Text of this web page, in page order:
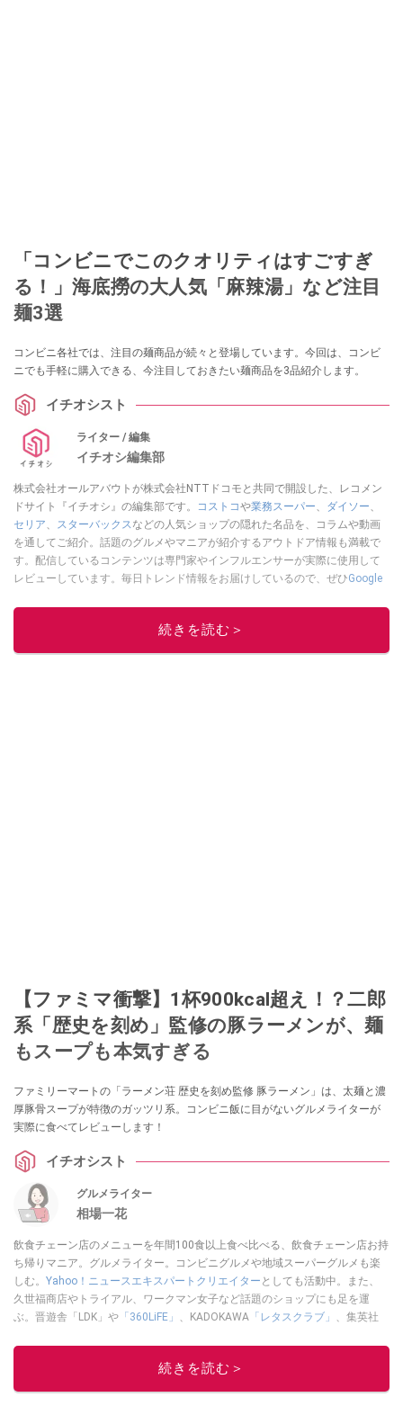
「コンビニでこのクオリティはすごすぎ
る！」海底撈の大人気「麻辣湯」など注目
麺3選
コンビニ各社では、注目の麺商品が続々と登場しています。今回は、コンビ
ニでも手軽に購入できる、今注目しておきたい麺商品を3品紹介します。
イチオシスト
ライター / 編集
イチオシ編集部
株式会社オールアバウトが株式会社NTTドコモと共同で開設した、レコメン
ドサイト『イチオシ』の編集部です。
コストコや業務スーパー、 ダイソー、
セリア、 スターバックスなどの人気ショップの隠れた名品を、コラムや動画
を通してご紹介。話題のグルメやマニアが紹介するアウトドア情報も満載で
す。配信しているコンテンツは専門家やインフルエンサーが実際に使用して
レビューしています。毎日トレンド情報をお届けしているので、ぜひGoogle
このイチオシストの他の記事を読む
続きを読む＞
【ファミマ衝撃】1杯900kcal超え！？二郎
系「歴史を刻め」監修の豚ラーメンが、麺
もスープも本気すぎる
ファミリーマートの「ラーメン荘 歴史を刻め監修 豚ラーメン」は、太麺と濃
厚豚骨スープが特徴のガッツリ系。コンビニ飯に目がないグルメライターが
実際に食べてレビューします！
イチオシスト
グルメライター
相場一花
飲食チェーン店のメニューを年間100食以上食べ比べる、飲食チェーン店お持
ち帰りマニア。グルメライター。コンビニグルメや地域スーパーグルメも楽
しむ。 Yahoo！ニュースエキスパートクリエイター としても活動中。また、
久世福商店やトライアル、ワークマン女子など話題のショップにも足を運
ぶ。晋遊舎「LDK」や 「360LiFE」 、KADOKAWA 「レタスクラブ」 、集英社
ルメライター、食の専門家として出演実績あり。
続きを読む＞